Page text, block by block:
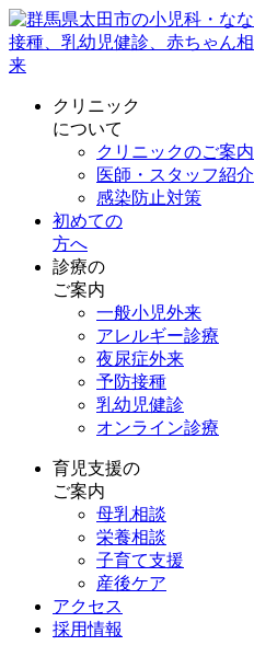
クリニック
について
クリニックのご案内
医師・スタッフ紹介
感染防止対策
初めての
方へ
診療の
ご案内
一般小児外来
アレルギー診療
夜尿症外来
予防接種
乳幼児健診
オンライン診療
育児支援の
ご案内
母乳相談
栄養相談
子育て支援
産後ケア
アクセス
採用情報